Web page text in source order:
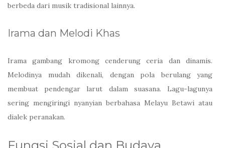
berbeda dari musik tradisional lainnya.
Irama dan Melodi Khas
Irama gambang kromong cenderung ceria dan dinamis.
Melodinya mudah dikenali, dengan pola berulang yang
membuat pendengar larut dalam suasana. Lagu-lagunya
sering mengiringi nyanyian berbahasa Melayu Betawi atau
dialek peranakan.